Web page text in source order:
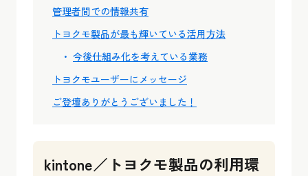
管理者間での情報共有
トヨクモ製品が最も輝いている活用方法
今後仕組み化を考えている業務
トヨクモユーザーにメッセージ
ご登壇ありがとうございました！
kintone／トヨクモ製品の利用環